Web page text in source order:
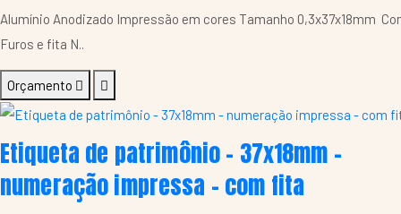
Alumínio Anodizado Impressão em cores Tamanho 0,3x37x18mm
Furos e fita N..
Orçamento
Etiqueta de patrimônio - 37x18mm -
numeração impressa - com fita